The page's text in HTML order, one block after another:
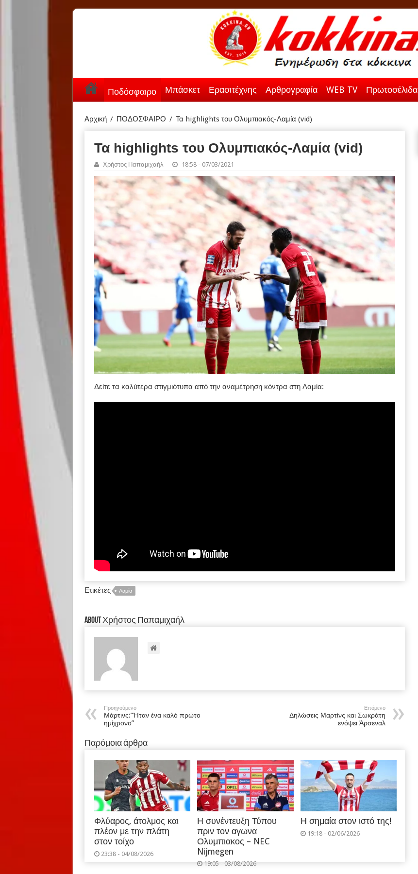
Ποδόσφαιρο Μπάσκετ Ερασιτέχνης Αρθρογραφία WEB TV Πρωτοσέλιδα
Αρχική / ΠΟΔΟΣΦΑΙΡΟ / Τα highlights του Ολυμπιακός-Λαμία (vid)
Τα highlights του Ολυμπιακός-Λαμία (vid)
Χρήστος Παπαμιχαήλ 18:58 - 07/03/2021
Δείτε τα καλύτερα στιγμιότυπα από την αναμέτρηση κόντρα στη Λαμία:
Ετικέτες Λαμία
About Χρήστος Παπαμιχαήλ
Προηγούμενο
Μάρτινς:”Ήταν ένα καλό πρώτο
ημίχρονο”
Επόμενο
Δηλώσεις Μαρτίνς και Σωκράτη
ενόψει Άρσεναλ
Παρόμοια άρθρα
Φλύαρος, άτολμος και
πλέον με την πλάτη
στον τοίχο
23:38 - 04/08/2026
Η συνέντευξη Τύπου
πριν τον αγωνα
Ολυμπιακος – NEC
Nijmegen
19:05 - 03/08/2026
Η σημαία στον ιστό της!
19:18 - 02/06/2026